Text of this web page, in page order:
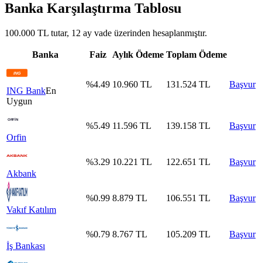
Banka Karşılaştırma Tablosu
100.000 TL tutar, 12 ay vade üzerinden hesaplanmıştır.
Banka Faiz Aylık Ödeme Toplam Ödeme
ING BankEn
Uygun
%4.49 10.960 TL 131.524 TL Başvur
Orfin
%5.49 11.596 TL 139.158 TL Başvur
Akbank
%3.29 10.221 TL 122.651 TL Başvur
Vakıf Katılım
%0.99 8.879 TL 106.551 TL Başvur
İş Bankası
%0.79 8.767 TL 105.209 TL Başvur